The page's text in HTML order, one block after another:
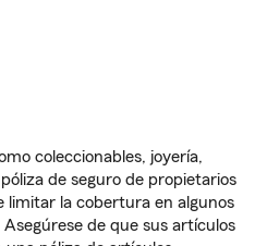
coleccionables, joyería,
de seguro de propietarios
limitar la cobertura en algunos
de que sus artículos